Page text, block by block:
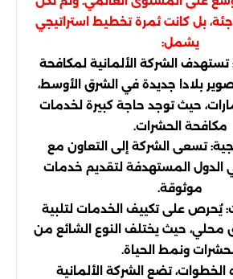
بل كانت ثمرة تخطيط استراتيجي
يشمل:
الشركة الألمانية لمكافحة
بلادا جديدة في الشرق الأوسط،
حيث توجد حاجة كبيرة لخدمات
مكافحة الحشرات.
تسعى الشركة إلى التعاون مع
الدول المستهدفة لتقديم خدمات
موثوقة.
على تكييف الخدمات لتلبية
محلي، حيث يختلف النوع الشائع من
الحشرات ونمط الحياة.
تضع الشركة الألمانية